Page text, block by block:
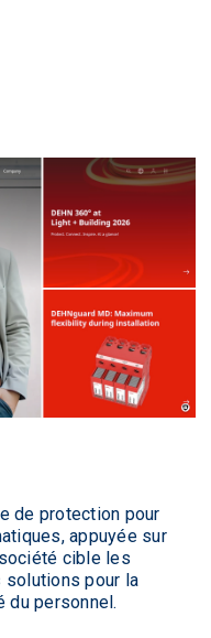
de protection pour
appuyée sur
cible les
pour la
du personnel.